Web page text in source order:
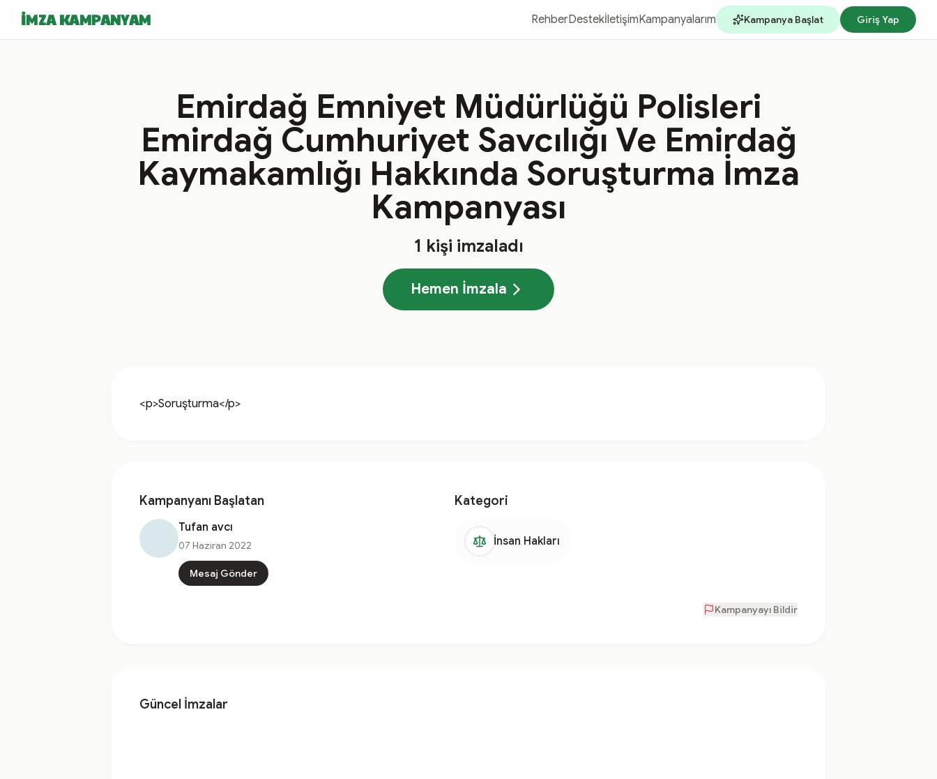
İMZA KAMPANYAM RehberDestekİletişimKampanyalarım Kampanya Başlat Giriş Yap
Emirdağ Emniyet Müdürlüğü Polisleri
Emirdağ Cumhuriyet Savcılığı Ve Emirdağ
Kaymakamlığı Hakkında Soruşturma İmza
Kampanyası
1 kişi imzaladı
Hemen İmzala
<p>Soruşturma</p>
Kampanyanı Başlatan
Tufan avcı
07 Haziran 2022
Mesaj Gönder
Kategori
İnsan Hakları
Kampanyayı Bildir
Güncel İmzalar